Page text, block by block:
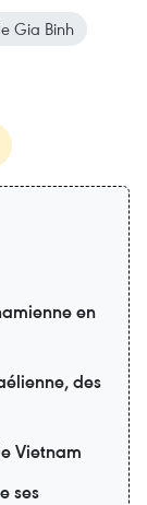
Gia Binh
en
des
Vietnam
ses